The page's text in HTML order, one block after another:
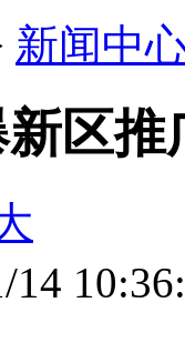
新闻中
新区推